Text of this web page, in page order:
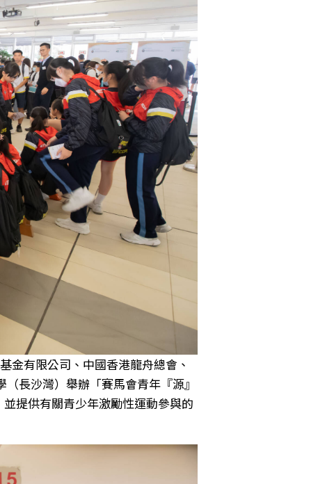
金有限公司、中國香港龍舟總會、
長沙灣）舉辦「賽馬會青年『源』
提供有關青少年激勵性運動參與的